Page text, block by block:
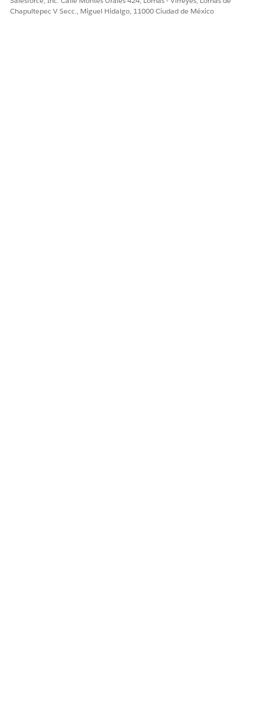
Sí No
Chapultepec V Secc., Miguel Hidalgo, 11000 Ciudad de México